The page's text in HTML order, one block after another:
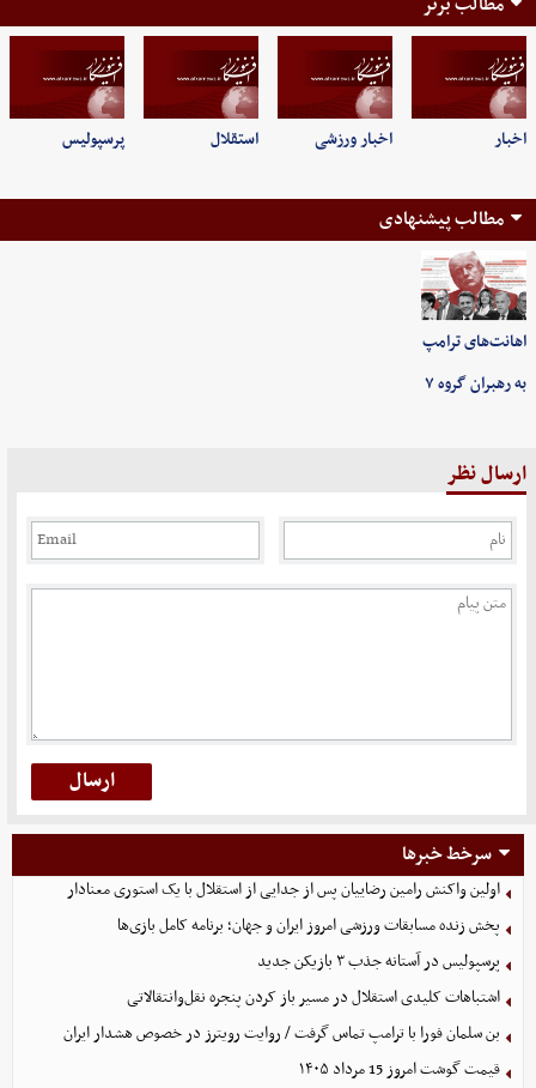
اخبار اخبار ورزشی استقلال پرسپولیس
مطالب پیشنهادی
اهانت‌های ترامپ
به رهبران گروه ۷
ارسال نظر
سرخط خبرها
اولین واکنش رامین رضاییان پس از جدایی از استقلال با یک استوری معنادار
پخش زنده مسابقات ورزشی امروز ایران و جهان؛ برنامه کامل بازی‌ها
پرسپولیس در آستانه جذب ۳ بازیکن جدید
اشتباهات کلیدی استقلال در مسیر باز کردن پنجره نقل‌وانتقالاتی
بن سلمان فورا با ترامپ تماس گرفت / روایت رویترز در خصوص هشدار ایران
قیمت گوشت امروز 15 مرداد ۱۴۰۵